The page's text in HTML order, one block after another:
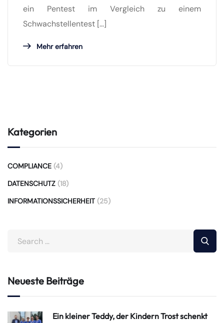
ein Pentest im Vergleich zu einem
Schwachstellentest […]
Mehr erfahren
Kategorien
COMPLIANCE (4)
DATENSCHUTZ (18)
INFORMATIONSSICHERHEIT (25)
Neueste Beiträge
Ein kleiner Teddy, der Kindern Trost schenkt